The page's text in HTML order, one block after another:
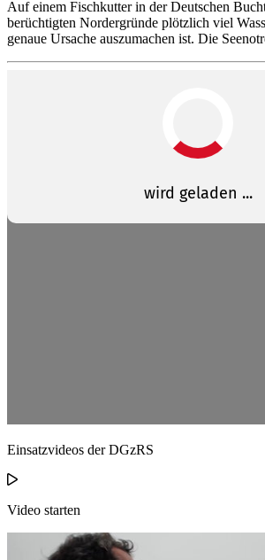
Auf einem Fischkutter in der Deutschen
berüchtigten Nordergründe plötzlich viel
genaue Ursache auszumachen ist. Die
Einsatzvideos der DGzRS
Video starten